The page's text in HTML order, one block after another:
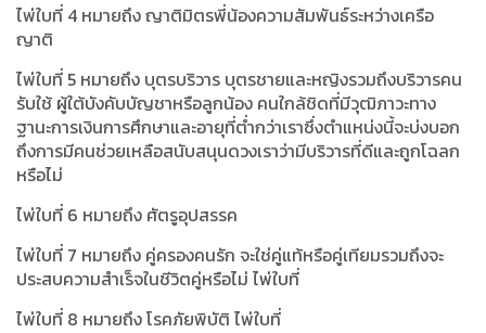
ไพ่ใบที่ 4 หมายถึง ญาติมิตรพี่น้องความสัมพันธ์ระหว่างเครือ
ญาติ
ไพ่ใบที่ 5 หมายถึง บุตรบริวาร บุตรชายและหญิงรวมถึงบริวารคน
รับใช้ ผู้ใต้บังคับบัญชาหรือลูกน้อง คนใกล้ชิดที่มีวุฒิภาวะทาง
ฐานะการเงินการศึกษาและอายุที่ต่ำกว่าเราซึ่งตำแหน่งนี้จะบ่งบอก
ถึงการมีคนช่วยเหลือสนับสนุนดวงเราว่ามีบริวารที่ดีและถูกโฉลก
หรือไม่
ไพ่ใบที่ 6 หมายถึง ศัตรูอุปสรรค
ไพ่ใบที่ 7 หมายถึง คู่ครองคนรัก จะใช่คู่แท้หรือคู่เทียมรวมถึงจะ
ประสบความสำเร็จในชีวิตคู่หรือไม่ ไพ่ใบที่
ไพ่ใบที่ 8 หมายถึง โรคภัยพิบัติ ไพ่ใบที่